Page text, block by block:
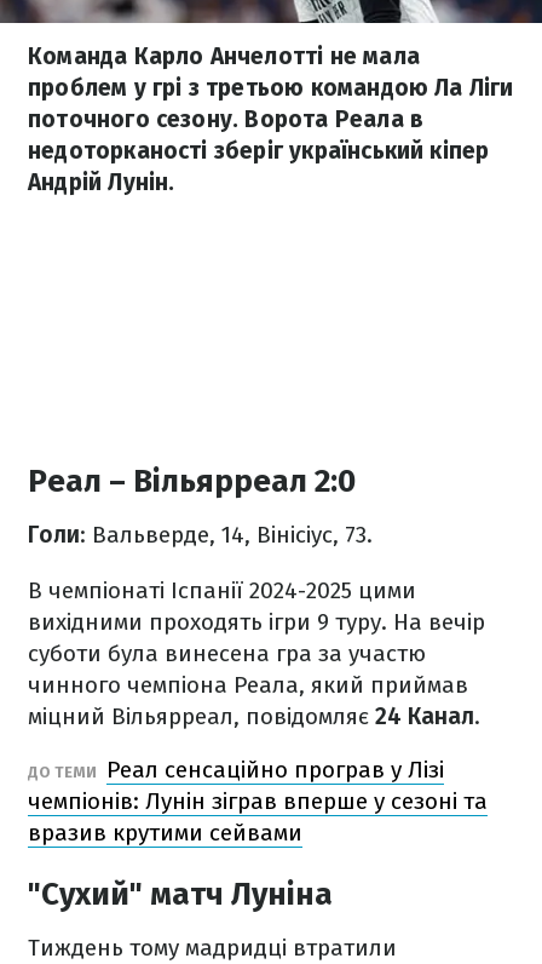
Команда Карло Анчелотті не мала
проблем у грі з третьою командою Ла Ліги
поточного сезону. Ворота Реала в
недоторканості зберіг український кіпер
Андрій Лунін.
Реал – Вільярреал 2:0
Голи: Вальверде, 14, Вінісіус, 73.
В чемпіонаті Іспанії 2024-2025 цими
вихідними проходять ігри 9 туру. На вечір
суботи була винесена гра за участю
чинного чемпіона Реала, який приймав
міцний Вільярреал, повідомляє 24 Канал.
ДО ТЕМИ
Реал сенсаційно програв у Лізі
чемпіонів: Лунін зіграв вперше у сезоні та
вразив крутими сейвами
"Сухий" матч Луніна
Тиждень тому мадридці втратили